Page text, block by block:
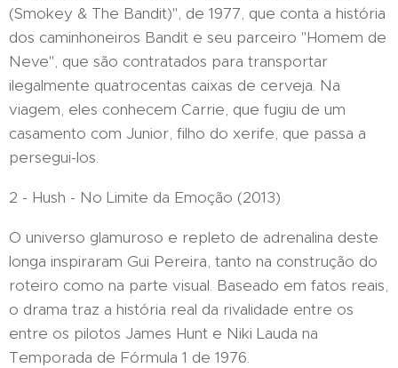
(Smokey & The Bandit)", de 1977, que conta a história
dos caminhoneiros Bandit e seu parceiro "Homem de
Neve", que são contratados para transportar
ilegalmente quatrocentas caixas de cerveja. Na
viagem, eles conhecem Carrie, que fugiu de um
casamento com Junior, filho do xerife, que passa a
persegui-los.
2 - Hush - No Limite da Emoção (2013)
O universo glamuroso e repleto de adrenalina deste
longa inspiraram Gui Pereira, tanto na construção do
roteiro como na parte visual. Baseado em fatos reais,
o drama traz a história real da rivalidade entre os
entre os pilotos James Hunt e Niki Lauda na
Temporada de Fórmula 1 de 1976.